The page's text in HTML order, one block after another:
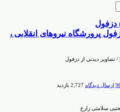
پرورشگاه نیروهای انقلابی ،
/ تصاویر دیدنی از دزفول
ارسال دیدگاه 2,727 بازدید
سلامتی زارع